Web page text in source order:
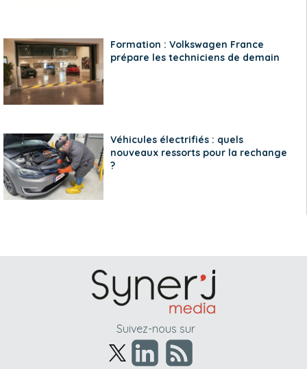
Formation : Volkswagen France
prépare les techniciens de demain
Véhicules électrifiés : quels
nouveaux ressorts pour la rechange
?
Suivez-nous sur